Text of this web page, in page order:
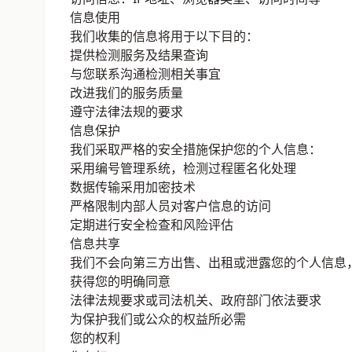
信息使用
我们收集的信息将用于以下目的：
提供检测服务及结果查询
与您联系沟通检测相关事宜
改进我们的服务质量
遵守法律法规的要求
信息保护
我们采取严格的安全措施保护您的个人信息：
采用编号管理系统，检测过程匿名化处理
数据传输采用加密技术
严格限制内部人员对客户信息的访问
定期进行安全检查和风险评估
信息共享
我们不会向第三方出售、出租或泄露您的个人信息
获得您的明确同意
法律法规要求或司法机关、政府部门依法要求
为保护我们或公众的权益所必需
您的权利